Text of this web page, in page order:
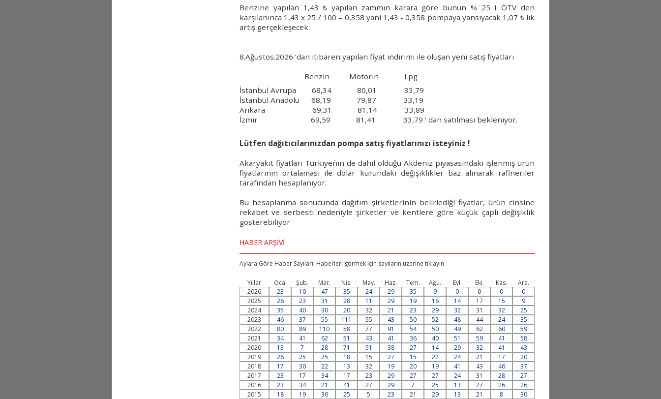
Benzine yapılan 1,43 ₺ yapılan zammın karara göre bunun % 25 I ÖTV den
karşılanınca 1,43 x 25 / 100 = 0,358 yani 1,43 - 0,358 pompaya yansıyacak 1,07 ₺ lık
artış gerçekleşecek.
8.Ağustos.2026 ’dan itibaren yapılan fiyat indirimi ile oluşan yeni satış fiyatları
Benzin Motorin Lpg
İstanbul Avrupa 68,34 80,01 33,79
İstanbul Anadolu 68,19 79,87 33,19
Ankara 69,31 81,14 33,89
İzmir 69,59 81,41 33,79 ’ dan satılması bekleniyor.
Lütfen dağıtıcılarınızdan pompa satış fiyatlarınızı isteyiniz !
Akaryakıt fiyatları Türkiye΄nin de dahil olduğu Akdeniz piyasasındaki işlenmiş ürün
fiyatlarının ortalaması ile dolar kurundaki değişiklikler baz alınarak rafineriler
tarafından hesaplanıyor.
Bu hesaplanma sonucunda dağıtım şirketlerinin belirlediği fiyatlar, ürün cinsine
rekabet ve serbesti nedeniyle şirketler ve kentlere göre küçük çaplı değişiklik
gösterebiliyor
HABER ARŞİVİ
Aylara Göre Haber Sayıları: Haberleri görmek için sayıların üzerine tıklayın.
Yıllar Oca. Şub. Mar. Nis. May. Haz. Tem. Ağu. Eyl. Eki. Kas.
Ara.
2026
23 10 47 35 24 29 35 9 0 0 0
0
2025
26 23 31 28 11 29 19 16 14 17 15
9
2024
35 40 30 20 32 21 23 29 32 31 32
25
2023
46 37 55 111 55 43 50 52 48 44 24
35
2022
80 89 110 58 77 91 54 50 49 62 60
59
2021
34 41 62 51 43 41 36 40 51 59 41
58
2020
13 7 28 71 51 38 27 14 29 32 41
43
2019
26 25 25 18 15 27 15 22 24 21 17
20
2018
17 30 22 13 32 19 20 19 41 43 46
37
2017
23 17 34 17 23 29 27 27 24 31 28
27
2016
23 34 21 41 27 29 7 25 13 27 26
26
2015
18 19 30 25 5 23 21 29 13 21 8
30